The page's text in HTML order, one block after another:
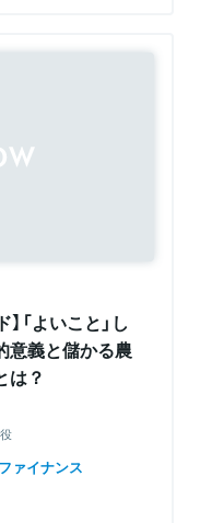
「よいこと」し
意義と儲かる農
は？
ファイナンス